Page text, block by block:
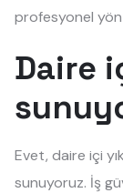
profesyonel
Daire
Evet, daire içi
sunuyoruz. İş